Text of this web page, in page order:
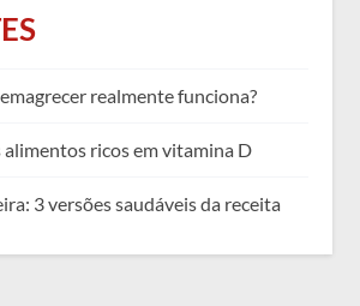
realmente funciona?
alimentos ricos em vitamina D
3 versões saudáveis da receita